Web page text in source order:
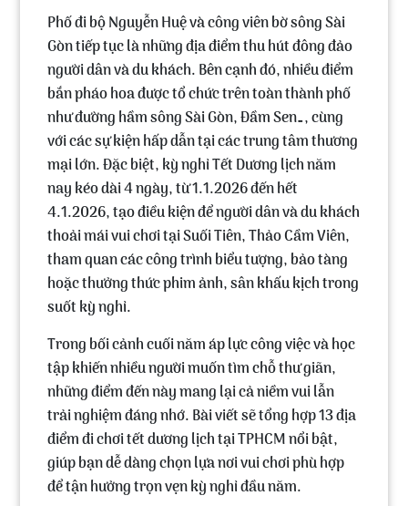
Phố đi bộ Nguyễn Huệ và công viên bờ sông Sài
Gòn tiếp tục là những địa điểm thu hút đông đảo
người dân và du khách. Bên cạnh đó, nhiều điểm
bắn pháo hoa được tổ chức trên toàn thành phố
như đường hầm sông Sài Gòn, Đầm Sen…, cùng
với các sự kiện hấp dẫn tại các trung tâm thương
mại lớn. Đặc biệt, kỳ nghỉ Tết Dương lịch năm
nay kéo dài 4 ngày, từ1.1.2026 đến hết
4.1.2026, tạo điều kiện để người dân và du khách
thoải mái vui chơi tại Suối Tiên, Thảo Cầm Viên,
tham quan các công trình biểu tượng, bảo tàng
hoặc thưởng thức phim ảnh, sân khấu kịch trong
suốt kỳ nghỉ.
Trong bối cảnh cuối năm áp lực công việc và học
tập khiến nhiều người muốn tìm chỗ thư giãn,
những điểm đến này mang lại cả niềm vui lẫn
trải nghiệm đáng nhớ. Bài viết sẽ tổng hợp13 địa
điểm đi chơi tết dương lịch tại TPHCMnổi bật,
giúp bạn dễ dàng chọn lựa nơi vui chơi phù hợp
để tận hưởng trọn vẹn kỳ nghỉ đầu năm.